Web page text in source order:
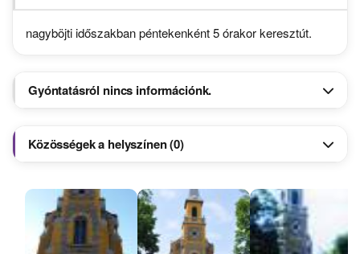
nagyböjti időszakban péntekenként 5 órakor keresztút.
Gyóntatásról nincs információnk.
Közösségek a helyszínen (0)